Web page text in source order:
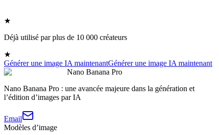
★
Déjà utilisé par plus de 10 000 créateurs
★
Générer une image IA maintenantGénérer une image IA maintenant
Nano Banana Pro
Nano Banana Pro : une avancée majeure dans la génération et
l’édition d’images par IA
Email
Modèles d’image